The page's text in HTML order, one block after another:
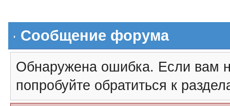
Сообщение форума
Обнаружена ошибка. Если вам
попробуйте обратиться к